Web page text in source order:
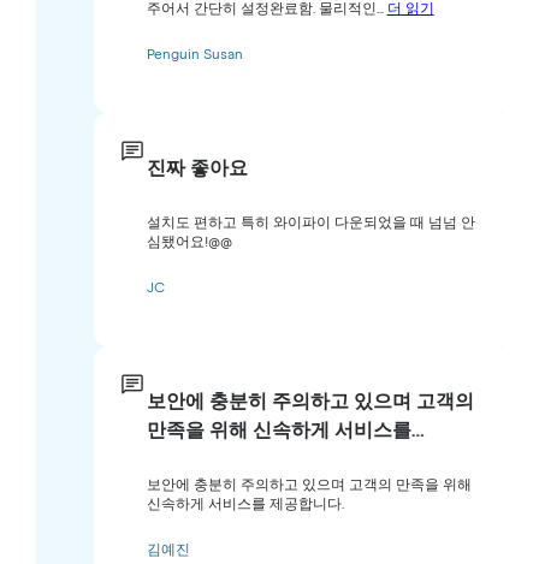
주어서 간단히 설정완료함. 물리적인... 더 읽기
Penguin Susan
진짜 좋아요
설치도 편하고 특히 와이파이 다운되었을 때 넘넘 안
심됐어요!@@
JC
보안에 충분히 주의하고 있으며 고객의
만족을 위해 신속하게 서비스를…
보안에 충분히 주의하고 있으며 고객의 만족을 위해
신속하게 서비스를 제공합니다.
김예진